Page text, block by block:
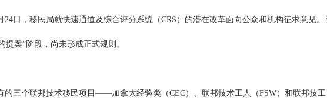
24日，移民局就快速通道及综合评分系统（CRS）的潜在改革面向公众和机构征求意见。
提案”阶段，尚未形成正式规则。
的三个联邦技术移民项目——加拿大经验类（CEC）、联邦技术工人（FSW）和联邦技工